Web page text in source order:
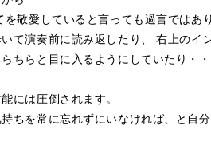
敬愛していると言っても過言ではあ
て演奏前に読み返したり、 右上のイ
ちらと目に入るようにしていたり・・
には圧倒されます。
ちを常に忘れずにいなければ、と自